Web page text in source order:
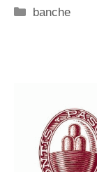
Categorie
banche